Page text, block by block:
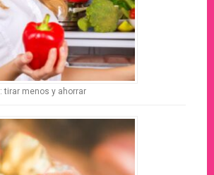
tirar menos y ahorrar